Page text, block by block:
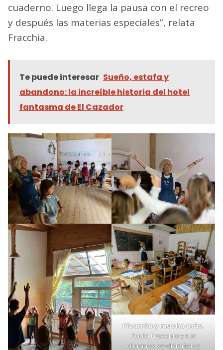
cuaderno. Luego llega la pausa con el recreo
y después las materias especiales”, relata
Fracchia.
Te puede interesar Sueño, estafa y
abandono: la increíble historia del hotel
fantasma de El Cazador
Pizarrón y mucho más.
Paula Fracchia y sus
alumnos se divierten y